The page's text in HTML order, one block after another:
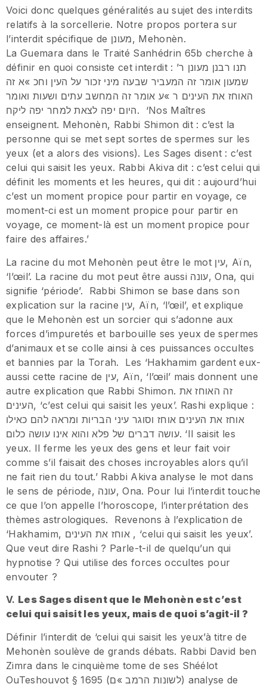
Voici donc quelques généralités au sujet des interdits
relatifs à la sorcellerie. Notre propos portera sur
l’interdit spécifique de מעונן, Mehonèn.
La Guemara dans le Traité Sanhédrin 65b cherche à
définir en quoi consiste cet interdit : תנו רבנן מעונן ר’
שמעון אומר זה המעביר שבעה מיני זכור על העין וחכ »א זה
האוחז את העינים ר »ע אומר זה המחשב עתים ושעות ואומר
היום יפה לצאת למחר יפה ליקח. ‘Nos Maîtres
enseignent. Mehonèn, Rabbi Shimon dit : c’est la
personne qui se met sept sortes de spermes sur les
yeux (et a alors des visions). Les Sages disent : c’est
celui qui saisit les yeux. Rabbi Akiva dit : c’est celui qui
définit les moments et les heures, qui dit : aujourd’hui
c’est un moment propice pour partir en voyage, ce
moment-ci est un moment propice pour partir en
voyage, ce moment-là est un moment propice pour
faire des affaires.’
La racine du mot Mehonèn peut être le mot עין, Aïn,
‘l’œil’. La racine du mot peut être aussi עונה, Ona, qui
signifie ‘période’. Rabbi Shimon se base dans son
explication sur la racine עין, Aïn, ‘l’œil’, et explique
que le Mehonèn est un sorcier qui s’adonne aux
forces d’impuretés et barbouille ses yeux de spermes
d’animaux et se colle ainsi à ces puissances occultes
et bannies par la Torah. Les ‘Hakhamim gardent eux-
aussi cette racine de עין, Aïn, ‘l’œil’ mais donnent une
autre explication que Rabbi Shimon. זה האוחז את
העינים, ‘c’est celui qui saisit les yeux’. Rashi explique :
אוחז את העינים אוחז וסוגר עיני הבריות ומראה להם כאילו
עושה דברים של פלא והוא אינו עושה כלום. ‘Il saisit les
yeux. Il ferme les yeux des gens et leur fait voir
comme s’il faisait des choses incroyables alors qu’il
ne fait rien du tout.’ Rabbi Akiva analyse le mot dans
le sens de période, עונה, Ona. Pour lui l’interdit touche
ce que l’on appelle l’horoscope, l’interprétation des
thèmes astrologiques. Revenons à l’explication de
‘Hakhamim, אוחז את העינים , ‘celui qui saisit les yeux’.
Que veut dire Rashi ? Parle-t-il de quelqu’un qui
hypnotise ? Qui utilise des forces occultes pour
envouter ?
V. Les Sages disent que le Mehonèn est c’est
celui qui saisit les yeux, mais de quoi s’agit-il ?
Définir l’interdit de ‘celui qui saisit les yeux’à titre de
Mehonèn soulève de grands débats. Rabbi David ben
Zimra dans le cinquième tome de ses Shéélot
OuTeshouvot § 1695 (לשונות הרמב »ם) analyse de